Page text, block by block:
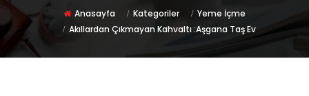
Anasayfa Kategoriler
Yeme İçme
Akıllardan Çıkmayan Kahvaltı :Aşgana Taş Ev